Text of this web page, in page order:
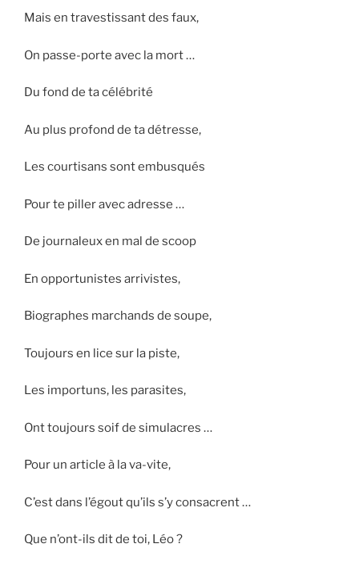
Mais en travestissant des faux,
On passe-porte avec la mort …
Du fond de ta célébrité
Au plus profond de ta détresse,
Les courtisans sont embusqués
Pour te piller avec adresse …
De journaleux en mal de scoop
En opportunistes arrivistes,
Biographes marchands de soupe,
Toujours en lice sur la piste,
Les importuns, les parasites,
Ont toujours soif de simulacres …
Pour un article à la va-vite,
C’est dans l’égout qu’ils s’y consacrent …
Que n’ont-ils dit de toi, Léo ?